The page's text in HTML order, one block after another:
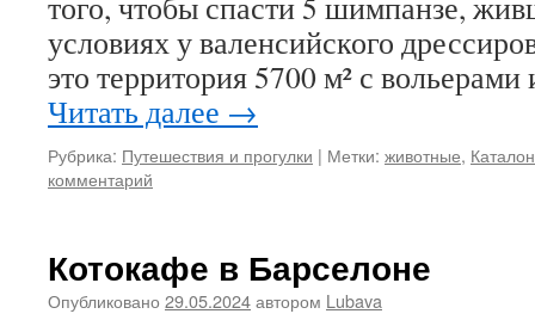
условиях у валенсийского
это территория 5700 м² с
Читать далее →
Рубрика: Путешествия и прогулки | Метки: животные,
комментарий
Котокафе в Барселоне
Опубликовано 29.05.2024автором Lubava